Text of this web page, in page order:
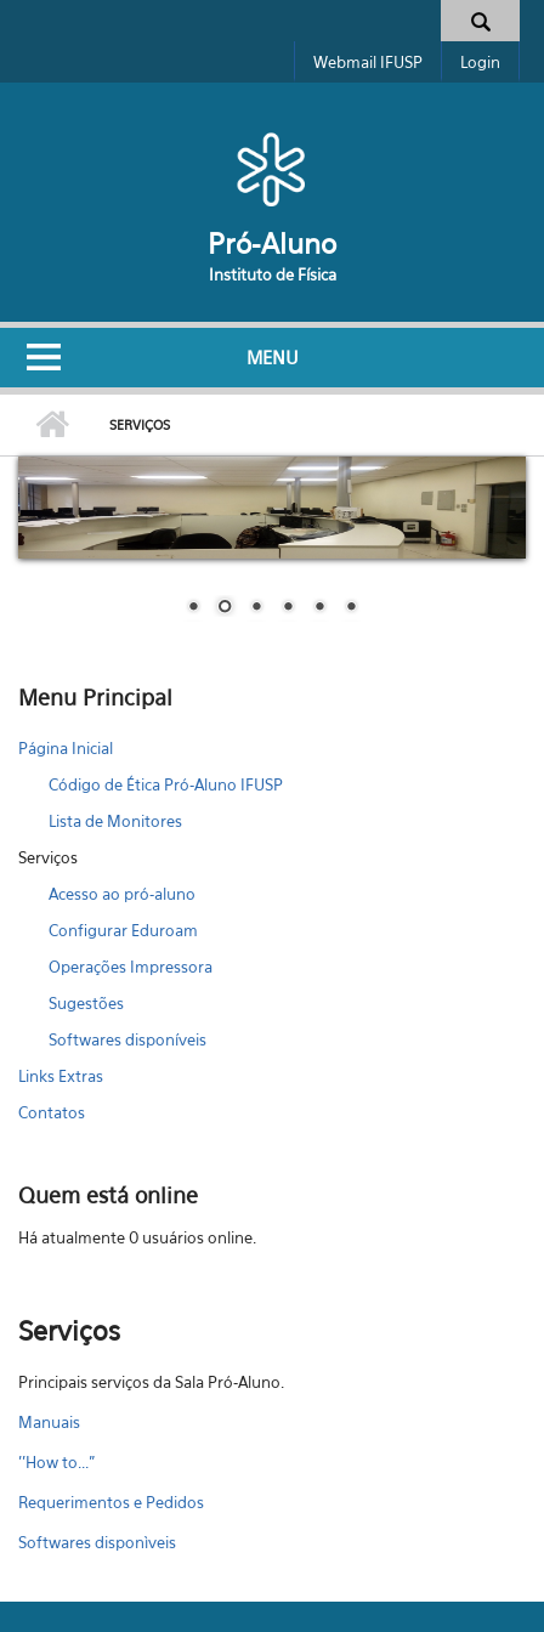
Formulário de busca
Webmail IFUSP Login
Pró-Aluno
Instituto de Física
MENU
SERVIÇOS
Menu Principal
Página Inicial
Código de Ética Pró-Aluno IFUSP
Lista de Monitores
Serviços
Acesso ao pró-aluno
Configurar Eduroam
Operações Impressora
Sugestões
Softwares disponíveis
Links Extras
Contatos
Quem está online
Há atualmente 0 usuários online.
Serviços
Principais serviços da Sala Pró-Aluno.
Manuais
''How to..."
Requerimentos e Pedidos
Softwares disponìveis